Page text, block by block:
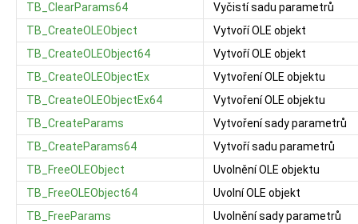
TB_ClearParams64
Vyčistí sadu parametrů
TB_CreateOLEObject
Vytvoří OLE objekt
TB_CreateOLEObject64
Vytvoří OLE objekt
TB_CreateOLEObjectEx
Vytvoření OLE objektu
TB_CreateOLEObjectEx64
Vytvoření OLE objektu
TB_CreateParams
Vytvoření sady parametrů
TB_CreateParams64
Vytvoří sadu parametrů
TB_FreeOLEObject
Uvolnění OLE objektu
TB_FreeOLEObject64
Uvolní OLE objekt
TB_FreeParams
Uvolnění sady parametrů